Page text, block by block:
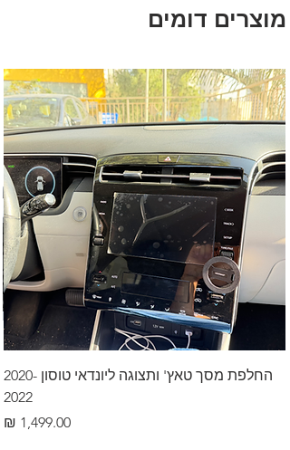
מוצרים דומים
החלפת מסך טאץ' ותצוגה ליונדאי טוסון 2020-
2022
מחיר